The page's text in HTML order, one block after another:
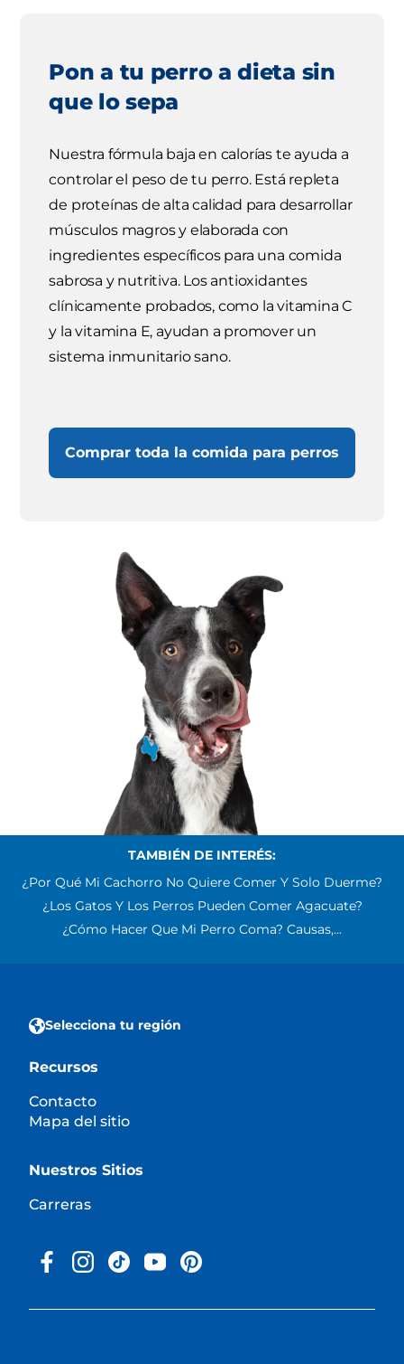
Pon a tu perro a dieta sin
que lo sepa
Nuestra fórmula baja en calorías te ayuda a
controlar el peso de tu perro. Está repleta
de proteínas de alta calidad para desarrollar
músculos magros y elaborada con
ingredientes específicos para una comida
sabrosa y nutritiva. Los antioxidantes
clínicamente probados, como la vitamina C
y la vitamina E, ayudan a promover un
sistema inmunitario sano.
Comprar toda la comida para perros
TAMBIÉN DE INTERÉS:
¿Por Qué Mi Cachorro No Quiere Comer Y Solo Duerme?
¿Los Gatos Y Los Perros Pueden Comer Agacuate?
¿Cómo Hacer Que Mi Perro Coma? Causas,...
Selecciona tu región
Recursos
Contacto
Mapa del sitio
Nuestros Sitios
Carreras